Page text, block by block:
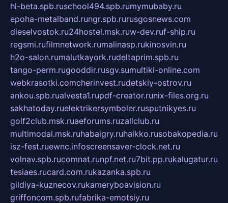
hl-beta.spb.ruschool494.spb.rumymubaby.ru
epoha-metalband.rungr.spb.rurusgosnews.com
dieselvostok.ru24hostel.msk.ruw-dev.ruf-ship.ru
regsmi.rufilmnetwork.rumalinasp.rukinosvin.ru
h2o-salon.rumalutkayork.rudeltaprim.spb.ru
tango-perm.rugooddir.rusgv.sumultiki-online.com
webkrasotki.comcherinvest.rudetskiy-ostrov.ru
ankou.spb.rualvesta1.rupdf-creator.runix-files.org.ru
sakhatoday.ruelektrikersymboler.rusputnikyes.ru
golf2club.msk.ruaeforums.ruzallclub.ru
multimodal.msk.ruhabaigry.ruhaikko.rusobakopedia.ru
isz-fest.ruewnc.infoscreensaver-clock.net.ru
volnav.spb.rucomnat.runpf.net.ru7bit.pp.rukalugatur.ru
tesiaes.rucard.com.rukazanka.spb.ru
gildiya-kuznecov.rukameryboavision.ru
griffoncom.spb.rufabrika-emotsiy.ru